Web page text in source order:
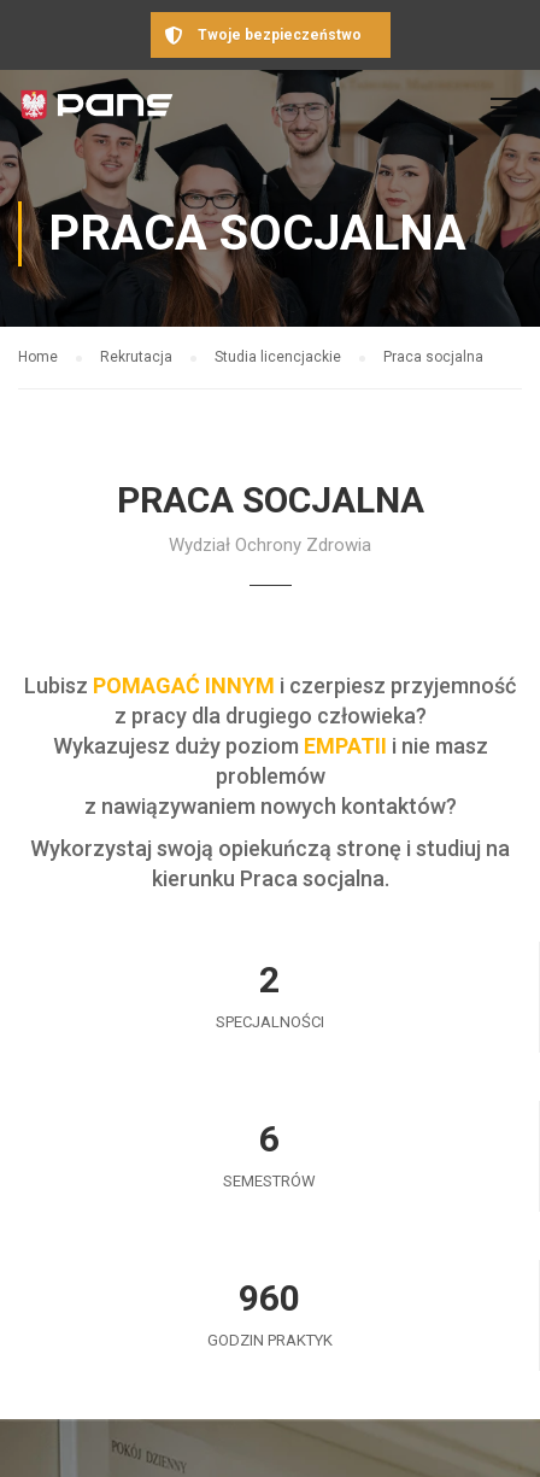
Twoje bezpieczeństwo
PRACA SOCJALNA
Home Rekrutacja Studia licencjackie Praca socjalna
PRACA SOCJALNA
Wydział Ochrony Zdrowia
Lubisz POMAGAĆ INNYM i czerpiesz przyjemność
z pracy dla drugiego człowieka?
Wykazujesz duży poziom EMPATII i nie masz
problemów
z nawiązywaniem nowych kontaktów?
Wykorzystaj swoją opiekuńczą stronę i studiuj na
kierunku Praca socjalna.
2
SPECJALNOŚCI
6
SEMESTRÓW
960
GODZIN PRAKTYK